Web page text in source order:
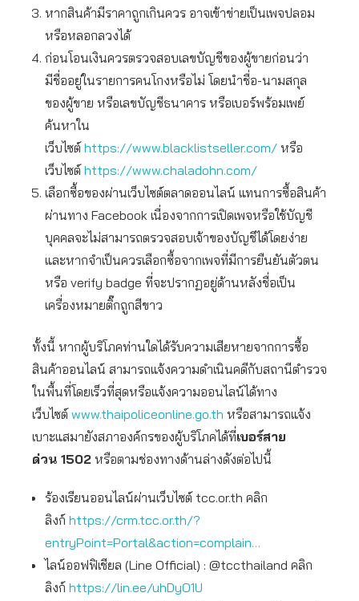
หากสินค้ามีราคาถูกเกินควร อาจเข้าข่ายเป็นเพจปลอม
หรือหลอกลวงได้
ก่อนโอนเงินควรตรวจสอบเลขบัญชีของผู้ขายก่อนว่า
มีชื่ออยู่ในรายการคนโกงหรือไม่ โดยนำชื่อ-นามสกุล
ของผู้ขาย หรือเลขบัญชีธนาคาร หรือเบอร์พร้อมเพย์
ค้นหาใน
เว็บไซต์ https://www.blacklistseller.com/ หรือ
เว็บไซต์ https://www.chaladohn.com/
เลือกซื้อของผ่านเว็บไซต์ตลาดออนไลน์ แทนการซื้อสินค้า
ผ่านทาง Facebook เนื่องจากการเปิดเพจหรือใช้บัญชี
บุคคลจะไม่สามารถตรวจสอบเจ้าของบัญชีได้โดยง่าย
และหากจำเป็นควรเลือกซื้อจากเพจที่มีการยืนยันตัวตน
หรือ verify badge ที่จะปรากฏอยู่ด้านหลังชื่อเป็น
เครื่องหมายติ๊กถูกสีขาว
ทั้งนี้ หากผู้บริโภคท่านใดได้รับความเสียหายจากการซื้อ
สินค้าออนไลน์ สามารถแจ้งความดำเนินคดีกับสถานีตำรวจ
ในพื้นที่โดยเร็วที่สุดหรือแจ้งความออนไลน์ได้ทาง
เว็บไซต์ www.thaipoliceonline.go.th หรือสามารถแจ้ง
เบาะแสมายังสภาองค์กรของผู้บริโภคได้ที่เบอร์สาย
ด่วน 1502 หรือตามช่องทางด้านล่างดังต่อไปนี้
ร้องเรียนออนไลน์ผ่านเว็บไซต์ tcc.or.th คลิก
ลิงก์ https://crm.tcc.or.th/?
entryPoint=Portal&action=complain…
ไลน์ออฟฟิเชียล (Line Official) : @tccthailand คลิก
ลิงก์ https://lin.ee/uhDyO1U